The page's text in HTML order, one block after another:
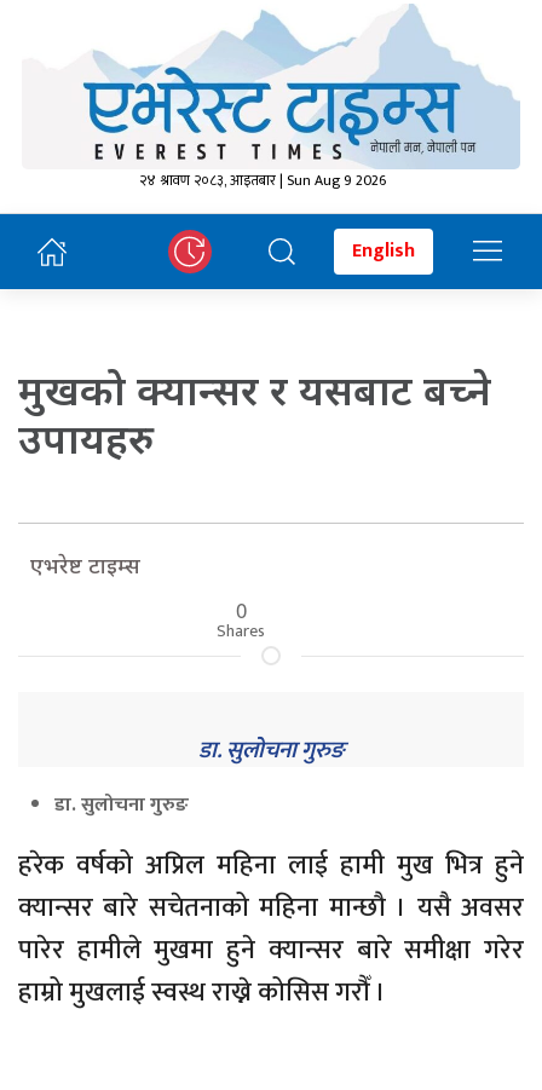
२४ श्रावण २०८३, आइतबार | Sun Aug 9 2026
English
मुखको क्यान्सर र यसबाट बच्ने
उपायहरु
एभरेष्ट टाइम्स
0
Shares
डा. सुलोचना गुरुङ
डा. सुलोचना गुरुङ
हरेक वर्षको अप्रिल महिना लाई हामी मुख भित्र हुने
क्यान्सर बारे सचेतनाको महिना मान्छौ । यसै अवसर
पारेर हामीले मुखमा हुने क्यान्सर बारे समीक्षा गरेर
हाम्रो मुखलाई स्वस्थ राख्ने कोसिस गरौँ ।